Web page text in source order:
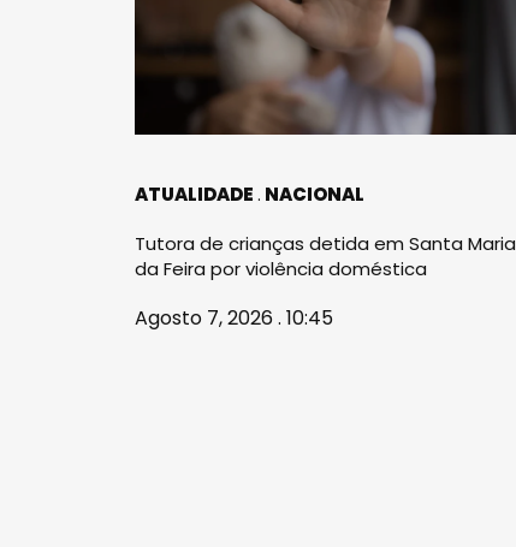
ATUALIDADE NACIONAL
Tutora de crianças detida em Santa Maria
da Feira por violência doméstica
Agosto 7, 2026 . 10:45